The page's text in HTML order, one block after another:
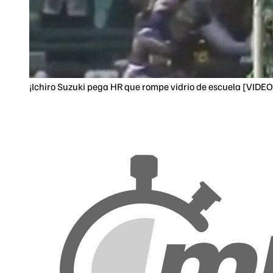
¡Ichiro Suzuki pega HR que rompe vidrio de escuela